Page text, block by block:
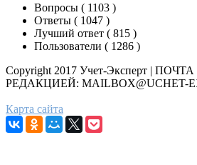
Вопросы ( 1103 )
Ответы ( 1047 )
Лучший ответ ( 815 )
Пользователи ( 1286 )
Copyright 2017 Учет-Эксперт |
РЕДАКЦИЕЙ: MAILBOX@UCHET-
Карта сайта